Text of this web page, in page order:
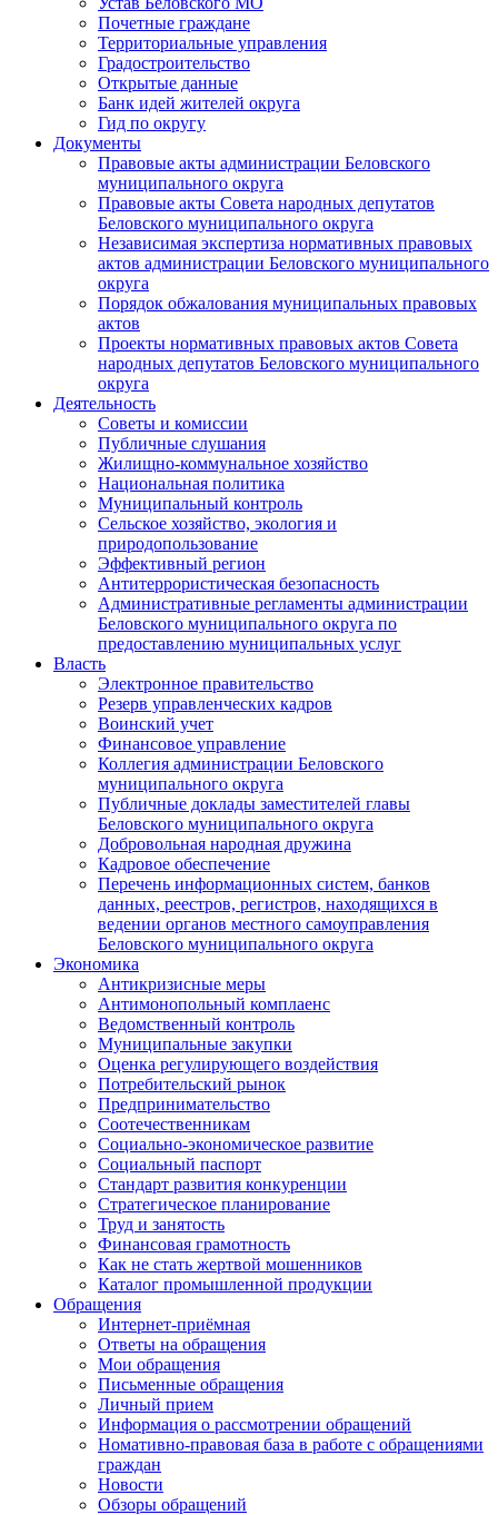
Почетные граждане
Территориальные управления
Градостроительство
Открытые данные
Банк идей жителей округа
Гид по округу
Документы
Правовые акты администрации Беловского
муниципального округа
Правовые акты Совета народных депутатов
Беловского муниципального округа
Независимая экспертиза нормативных правовых
актов администрации Беловского муниципального
округа
Порядок обжалования муниципальных правовых
актов
Проекты нормативных правовых актов Совета
народных депутатов Беловского муниципального
округа
Деятельность
Советы и комиссии
Публичные слушания
Жилищно-коммунальное хозяйство
Национальная политика
Муниципальный контроль
Сельское хозяйство, экология и
природопользование
Эффективный регион
Антитеррористическая безопасность
Административные регламенты администрации
Беловского муниципального округа по
предоставлению муниципальных услуг
Власть
Электронное правительство
Резерв управленческих кадров
Воинский учет
Финансовое управление
Коллегия администрации Беловского
муниципального округа
Публичные доклады заместителей главы
Беловского муниципального округа
Добровольная народная дружина
Кадровое обеспечение
Перечень информационных систем, банков
данных, реестров, регистров, находящихся в
ведении органов местного самоуправления
Беловского муниципального округа
Экономика
Антикризисные меры
Антимонопольный комплаенс
Ведомственный контроль
Муниципальные закупки
Оценка регулирующего воздействия
Потребительский рынок
Предпринимательство
Соотечественникам
Социально-экономическое развитие
Социальный паспорт
Стандарт развития конкуренции
Стратегическое планирование
Труд и занятость
Финансовая грамотность
Как не стать жертвой мошенников
Каталог промышленной продукции
Обращения
Интернет-приёмная
Ответы на обращения
Мои обращения
Письменные обращения
Личный прием
Информация о рассмотрении обращений
Номативно-правовая база в работе с обращениями
граждан
Новости
Обзоры обращений